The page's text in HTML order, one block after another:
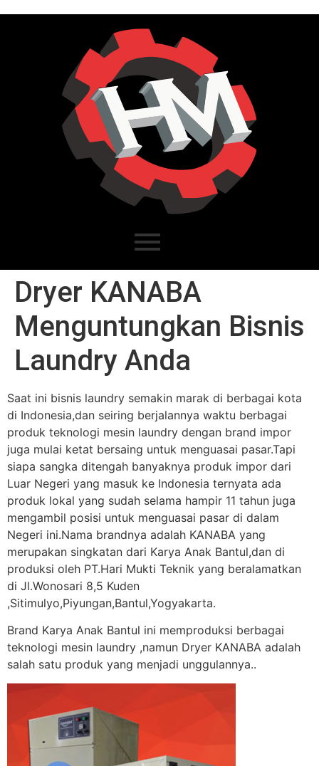
Dryer KANABA
Menguntungkan Bisnis
Laundry Anda
Saat ini bisnis laundry semakin marak di berbagai kota
di Indonesia,dan seiring berjalannya waktu berbagai
produk teknologi mesin laundry dengan brand impor
juga mulai ketat bersaing untuk menguasai pasar.Tapi
siapa sangka ditengah banyaknya produk impor dari
Luar Negeri yang masuk ke Indonesia ternyata ada
produk lokal yang sudah selama hampir 11 tahun juga
mengambil posisi untuk menguasai pasar di dalam
Negeri ini.Nama brandnya adalah KANABA yang
merupakan singkatan dari Karya Anak Bantul,dan di
produksi oleh PT.Hari Mukti Teknik yang beralamatkan
di Jl.Wonosari 8,5 Kuden
,Sitimulyo,Piyungan,Bantul,Yogyakarta.
Brand Karya Anak Bantul ini memproduksi berbagai
teknologi mesin laundry ,namun Dryer KANABA adalah
salah satu produk yang menjadi unggulannya..